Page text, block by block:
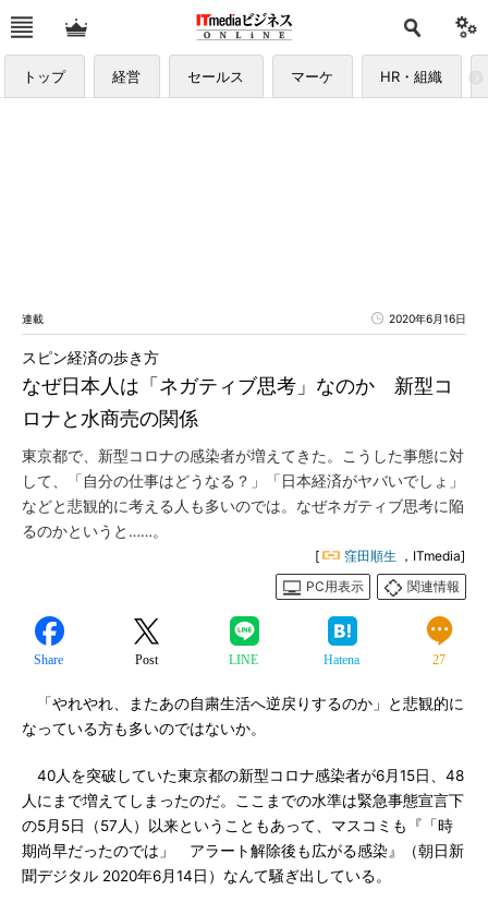
トップ 経営 セールス マーケ HR・組織
連載 2020年6月16日
なぜ日本人は「ネガティブ思考」なのか 新型コ
ロナと水商売の関係
スピン経済の歩き方
東京都で、新型コロナの感染者が増えてきた。こうした事態に対
して、「自分の仕事はどうなる？」「日本経済がヤバいでしょ」
などと悲観的に考える人も多いのでは。なぜネガティブ思考に陥
るのかというと……。
[ 窪田順生 ，ITmedia]
PC用表示
関連情報
Share Post LINE Hatena 27
「やれやれ、またあの自粛生活へ逆戻りするのか」と悲観的に
なっている方も多いのではないか。
40人を突破していた東京都の新型コロナ感染者が6月15日、48
人にまで増えてしまったのだ。ここまでの水準は緊急事態宣言下
の5月5日（57人）以来ということもあって、マスコミも『「時
期尚早だったのでは」 アラート解除後も広がる感染』（朝日新
聞デジタル 2020年6月14日）なんて騒ぎ出している。